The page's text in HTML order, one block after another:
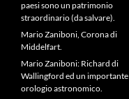
paesi sono un patrimonio
straordinario (da salvare).
Mario Zaniboni, Corona di
Middelfart.
Mario Zaniboni: Richard di
Wallingford ed un importante
orologio astronomico.